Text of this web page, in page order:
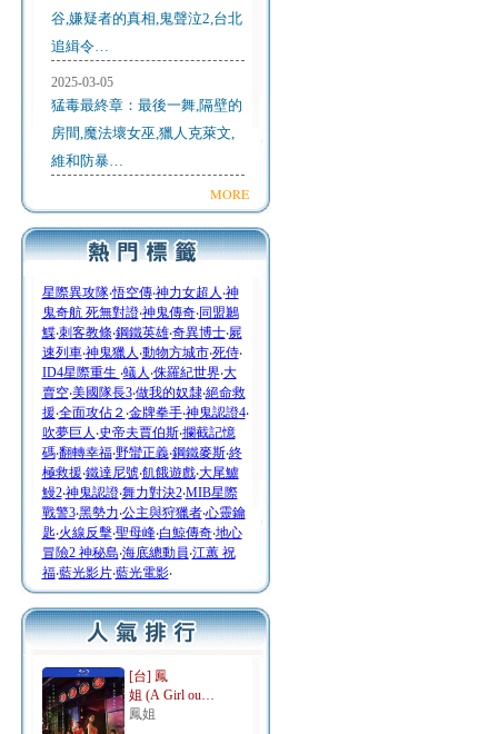
谷,嫌疑者的真相,鬼聲泣2,台北
追緝令…
2025-03-05
猛毒最終章：最後一舞,隔壁的
房間,魔法壞女巫,獵人克萊文,
維和防暴…
MORE
星際異攻隊‧悟空傳‧神力女超人 ‧神
鬼奇航 死無對證‧神鬼傳奇‧同盟鶼
鰈‧刺客教條‧鋼鐵英雄‧奇異博士‧屍
速列車‧神鬼獵人 ‧動物方城市‧死侍‧
ID4星際重生 ‧蟻人 ‧侏羅紀世界‧大
賣空‧美國隊長3‧做我的奴隸‧絕命救
援‧全面攻佔２ ‧金牌拳手‧神鬼認證4‧
吹夢巨人 ‧史帝夫賈伯斯‧攔截記憶
碼‧翻轉幸福‧野蠻正義‧鋼鐵麥斯‧終
極救援‧鐵達尼號‧飢餓遊戲‧大尾鱸
鰻2‧神鬼認證‧舞力對決2‧MIB星際
戰警3‧黑勢力‧公主與狩獵者‧心靈鑰
匙‧火線反擊‧聖母峰‧白鯨傳奇‧地心
冒險2 神秘島‧海底總動員‧江蕙 祝
福‧藍光影片‧藍光電影‧
[台] 鳳
姐 (A Girl ou…
鳳姐